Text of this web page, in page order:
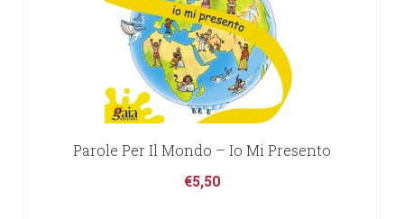
Parole Per Il Mondo – Io Mi Presento
€5,50